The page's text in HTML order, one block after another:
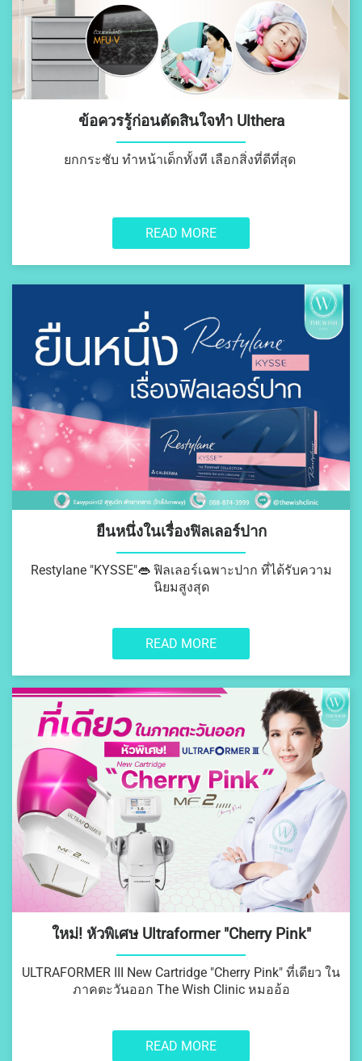
เลเซอร์กระชับรูขุมขน
รอยแตกลาย
เลเซอร์กำจัดขน LONG
PULSED ND YAG
VIDEO REVIEW BLOG
CONTACT
ข้อควรรู้ก่อนตัดสินใจทำ Ulthera
ยกกระชับ ทำหน้าเด็กทั้งที เลือกสิ่งที่ดีที่สุด
READ MORE
ยืนหนึ่งในเรื่องฟิลเลอร์ปาก
Restylane "KYSSE"👄 ฟิลเลอร์เฉพาะปาก ที่ได้รับความ
นิยมสูงสุด
READ MORE
ใหม่! หัวพิเศษ Ultraformer "Cherry Pink"
ULTRAFORMER III New Cartridge "Cherry Pink" ที่เดียว ใน
ภาคตะวันออก The Wish Clinic หมออ้อ
READ MORE